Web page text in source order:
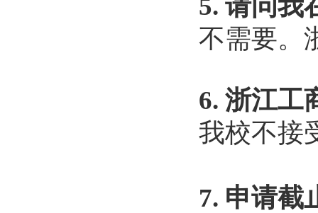
5. 请问我
不需要。
6. 浙江工
我校不接
7. 申请截